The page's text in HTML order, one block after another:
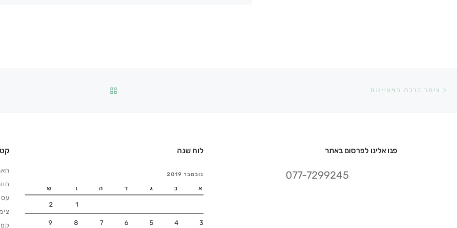
ניווט בפוסטים
צימר ברכת המעיינות
פנו אלינו לפרסום באתר
077-7299245
לוח שנה
נובמבר 2019
א ב ג ד ה ו ש
1
2
3
4
5
6
7
8
9